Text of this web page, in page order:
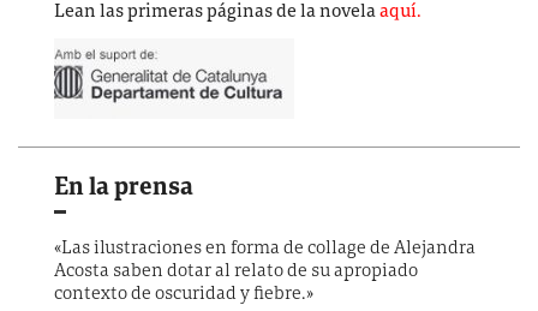
Lean las primeras páginas de la novelaaquí.
En la prensa
«Las ilustraciones en forma de collage de Alejandra
Acosta saben dotar al relato de su apropiado
contexto de oscuridad y fiebre.»